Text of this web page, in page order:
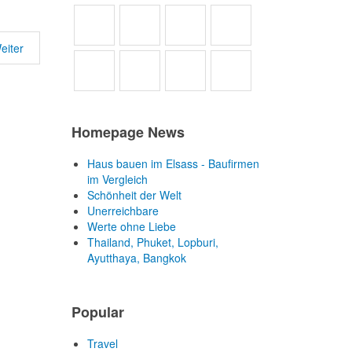
Homepage News
Haus bauen im Elsass - Baufirmen
im Vergleich
Schönheit der Welt
Unerreichbare
Werte ohne Liebe
Thailand, Phuket, Lopburi,
Ayutthaya, Bangkok
Popular
Travel